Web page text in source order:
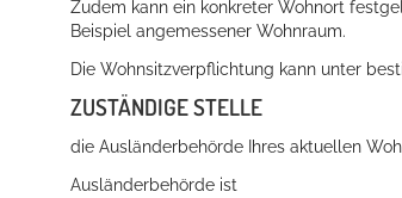
Zudem kann ein konkreter Wohnort
Beispiel angemessener Wohnraum.
Die Wohnsitzverpflichtung kann unter
ZUSTÄNDIGE STELLE
die Ausländerbehörde Ihres aktuellen
Ausländerbehörde ist